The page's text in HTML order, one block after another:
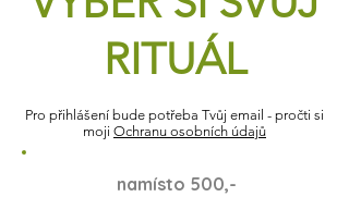
RITUÁL
Pro přihlášení bude potřeba Tvůj email - pročti si
moji Ochranu osobních údajů
namísto 500,-